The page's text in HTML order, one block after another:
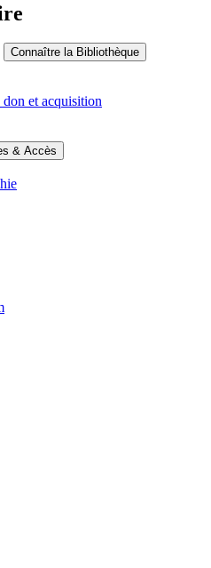
Connaître la Bibliothèque
don et acquisition
& Accès